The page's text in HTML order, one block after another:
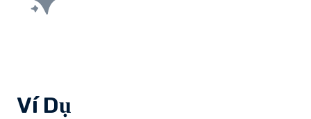
Ví Dụ